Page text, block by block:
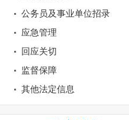
公务员及事业单位招录
应急管理
回应关切
监督保障
其他法定信息